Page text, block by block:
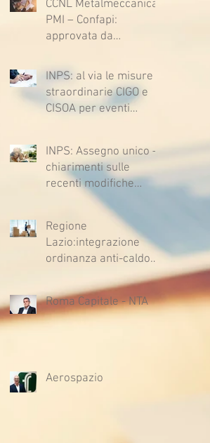
sfavore del datore di
lavoro - Prova legale -
Sussiste. (Cc, articoli
2732, 2734 e 2735)
CCNL Metalmeccanica
PMI – Confapi:
approvata da
l’ipotesi di accordo per
il rinnovo del CCNL
INPS: al via le misure
straordinarie CIGO e
CISOA per eventi
INPS: Assegno unico –
chiarimenti sulle
recenti modifiche
legislative
Regione
Lazio:integrazione
ordinanza anti-caldo
Roma Capitale - NTA
Aerospazio